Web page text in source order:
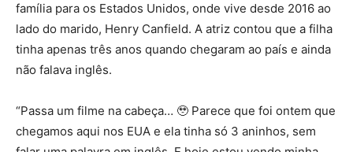
família para os Estados Unidos, onde vive desde 2016 ao
lado do marido, Henry Canfield. A atriz contou que a filha
tinha apenas três anos quando chegaram ao país e ainda
não falava inglês.
“Passa um filme na cabeça… 🥹 Parece que foi ontem que
chegamos aqui nos EUA e ela tinha só 3 aninhos, sem